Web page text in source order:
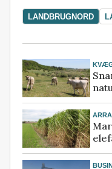
LANDBRUGNORD